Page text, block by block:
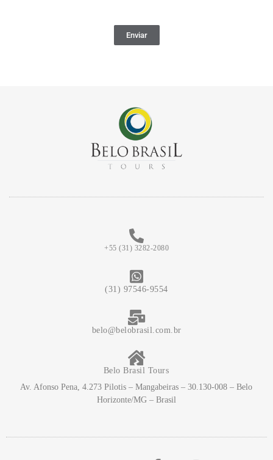
Enviar
+55 (31) 3282-2080
(31) 97546-9554
belo@belobrasil.com.br
Belo Brasil Tours
Av. Afonso Pena, 4.273 Pilotis – Mangabeiras – 30.130-008 – Belo
Horizonte/MG – Brasil